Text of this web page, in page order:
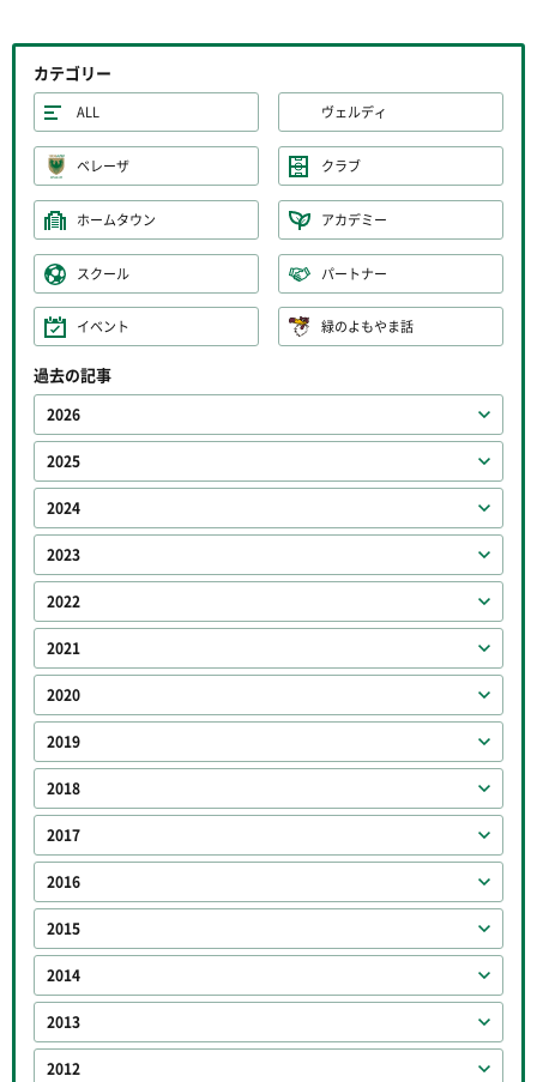
カテゴリー
ALL ヴェルディ
ベレーザ クラブ
ホームタウン アカデミー
スクール パートナー
イベント 緑のよもやま話
過去の記事
2026
2025
2024
2023
2022
2021
2020
2019
2018
2017
2016
2015
2014
2013
2012